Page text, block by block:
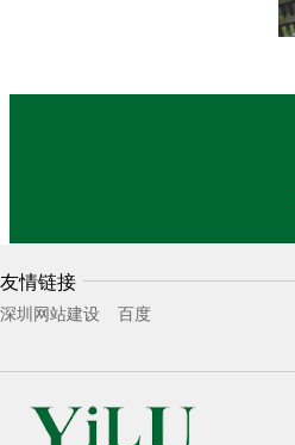
友情链接
深圳网站建设 百度